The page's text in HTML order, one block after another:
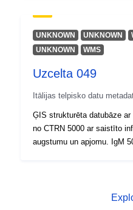
UNKNOWN UNKNOWN
UNKNOWN
WMS
Uzcelta 049
Itālijas telpisko datu
ĢIS strukturēta datubāze
no CTRN 5000 ar saistīto
augstumu un apjomu. IgM